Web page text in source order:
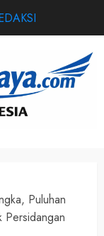
Puluhan
Persidangan